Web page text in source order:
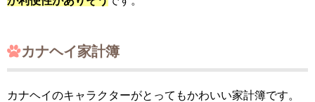
カナヘイ家計簿
カナヘイのキャラクターがとってもかわいい家計簿です。